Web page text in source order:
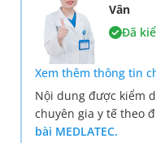
Vân
Đã
Xem thêm thông tin
Nội dung được kiểm
chuyên gia y tế theo
bài MEDLATEC.